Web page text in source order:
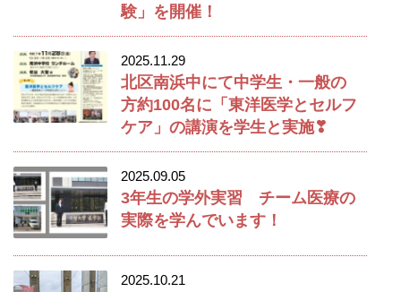
験」を開催！
2025.11.29
北区南浜中にて中学生・一般の
方約100名に「東洋医学とセルフ
ケア」の講演を学生と実施❣
2025.09.05
3年生の学外実習 チーム医療の
実際を学んでいます！
2025.10.21